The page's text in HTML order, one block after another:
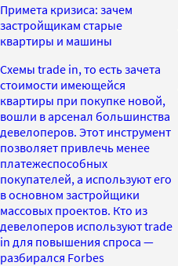
Примета кризиса: зачем
застройщикам старые
квартиры и машины
Схемы trade in, то есть зачета
стоимости имеющейся
квартиры при покупке новой,
вошли в арсенал большинства
девелоперов. Этот инструмент
позволяет привлечь менее
платежеспособных
покупателей, а используют его
в основном застройщики
массовых проектов. Кто из
девелоперов используют trade
in для повышения спроса —
разбирался Forbes